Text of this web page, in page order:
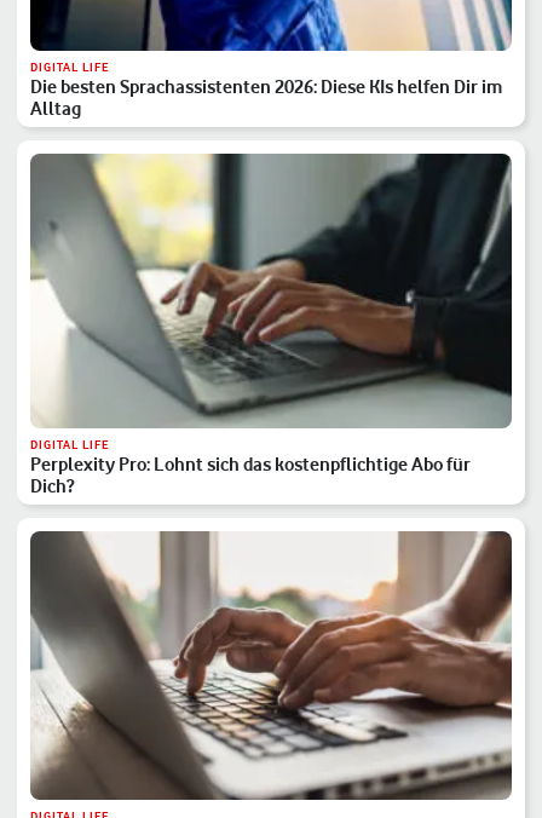
DIGITAL LIFE
Die besten Sprachassistenten 2026: Diese KIs helfen Dir im
Alltag
DIGITAL LIFE
Perplexity Pro: Lohnt sich das kostenpflichtige Abo für
Dich?